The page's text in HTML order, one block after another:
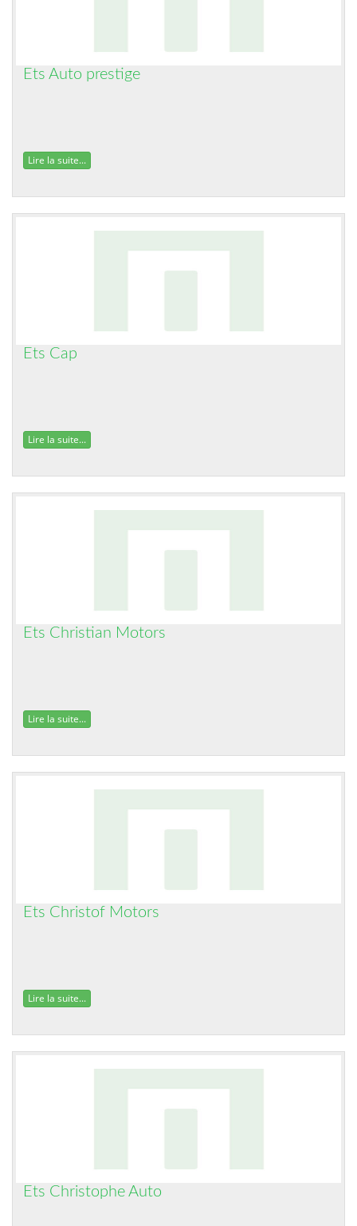
Ets Auto prestige
Lire la suite...
Ets Cap
Lire la suite...
Ets Christian Motors
Lire la suite...
Ets Christof Motors
Lire la suite...
Ets Christophe Auto